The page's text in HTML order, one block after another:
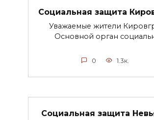
Социальная защита
Уважаемые жители
Основной орган
0 1.3к.
Социальная защита